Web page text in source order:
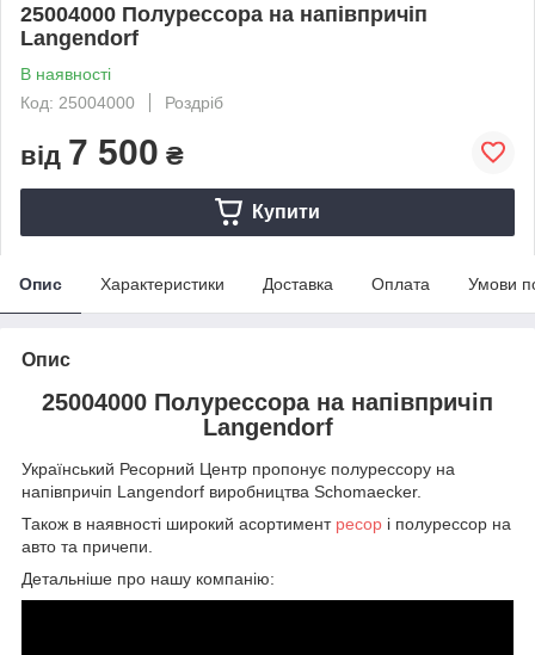
25004000 Полурессора на напівпричіп
Langendorf
В наявності
Код: 25004000
Роздріб
від 7 500 ₴
Купити
Опис Характеристики Доставка Оплата Умови
Опис
25004000 Полурессора на напівпричіп
Langendorf
Український Ресорний Центр пропонує полурессору на
напівпричіп Langendorf виробництва Schomaecker.
Також в наявності широкий асортимент ресор і полурессор на
авто та причепи.
Детальніше про нашу компанію: